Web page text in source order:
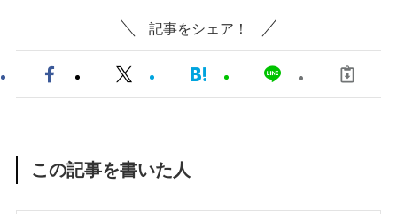
記事をシェア！
この記事を書いた人